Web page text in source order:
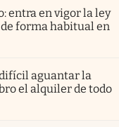
entra en vigor la ley
forma habitual en
aguantar la
el alquiler de todo